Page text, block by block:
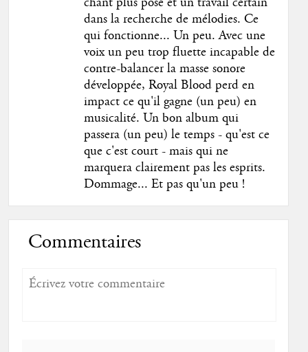
dans la recherche de mélodies. Ce
qui fonctionne... Un peu. Avec une
voix un peu trop fluette incapable de
contre-balancer la masse sonore
développée, Royal Blood perd en
impact ce qu'il gagne (un peu) en
musicalité. Un bon album qui
passera (un peu) le temps - qu'est ce
que c'est court - mais qui ne
marquera clairement pas les esprits.
Dommage... Et pas qu'un peu !
Commentaires